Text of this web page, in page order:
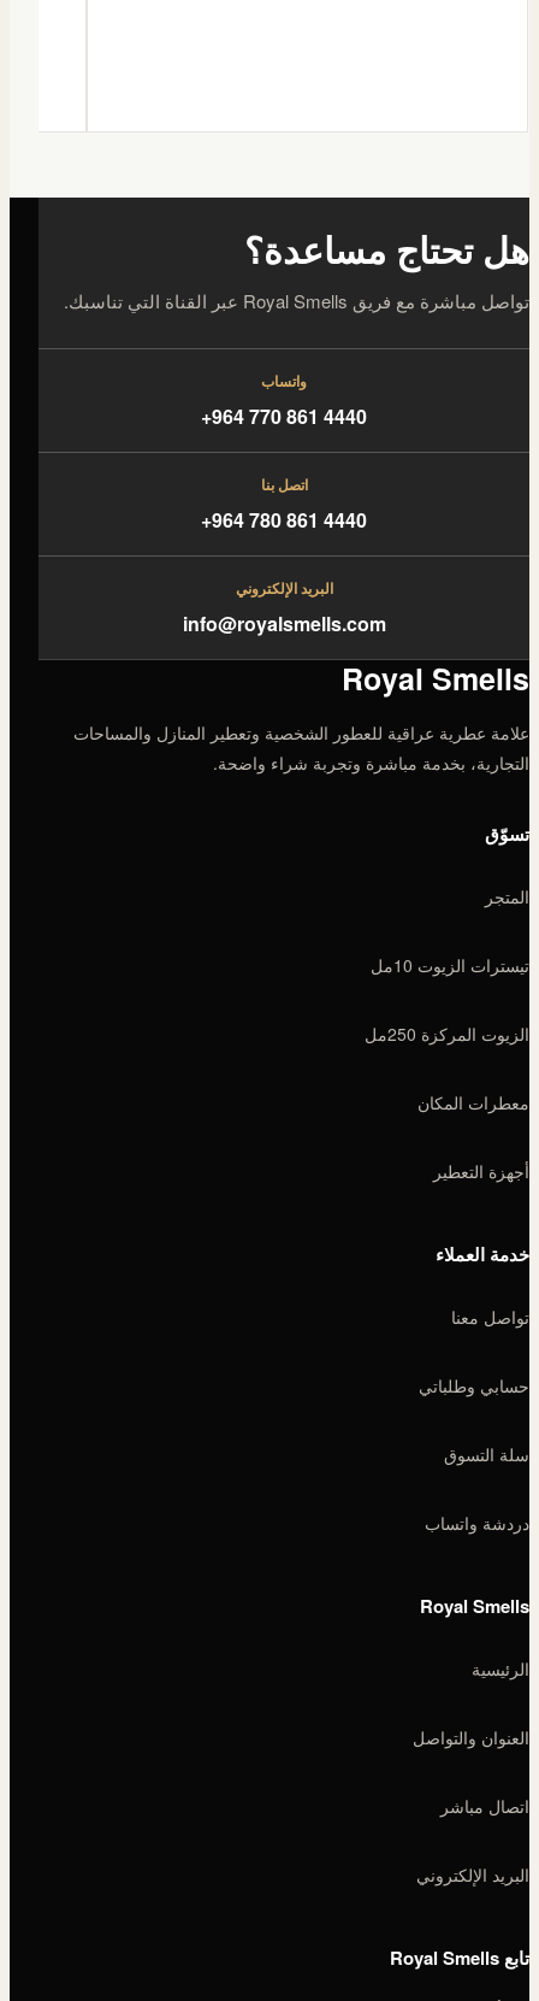
هل تحتاج مساعدة؟
تواصل مباشرة مع فريق Royal Smells عبر القناة التي تناسبك.
واتساب
+964 770 861 4440
اتصل بنا
+964 780 861 4440
البريد الإلكتروني
info@royalsmells.com
Royal Smells
علامة عطرية عراقية للعطور الشخصية وتعطير المنازل والمساحات
التجارية، بخدمة مباشرة وتجربة شراء واضحة.
تسوّق
المتجر
تيسترات الزيوت 10مل
الزيوت المركزة 250مل
معطرات المكان
أجهزة التعطير
خدمة العملاء
تواصل معنا
حسابي وطلباتي
سلة التسوق
دردشة واتساب
Royal Smells
الرئيسية
العنوان والتواصل
اتصال مباشر
البريد الإلكتروني
تابع Royal Smells